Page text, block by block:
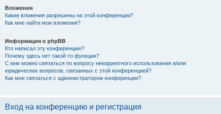
Вложения
Какие вложения разрешены на этой конференции?
Как мне найти мои вложения?
Информация о phpBB
Кто написал эту конференцию?
Почему здесь нет такой-то функции?
С кем можно связаться по вопросу некорректного использования и/или
юридических вопросов, связанных с этой конференцией?
Как мне связаться с администратором конференции?
Вход на конференцию и регистрация